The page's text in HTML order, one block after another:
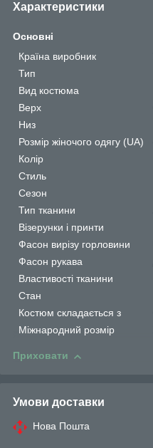
Характеристики
Основні
Країна виробник
Тип
Вид костюма
Верх
Низ
Розмір жіночого одягу (UA)
Колір
Стиль
Сезон
Тип тканини
Візерунки і принти
Фасон вирізу горловини
Фасон рукава
Властивості тканини
Стан
Костюм складається з
Міжнародний розмір
Приховати
Умови доставки
Нова Пошта